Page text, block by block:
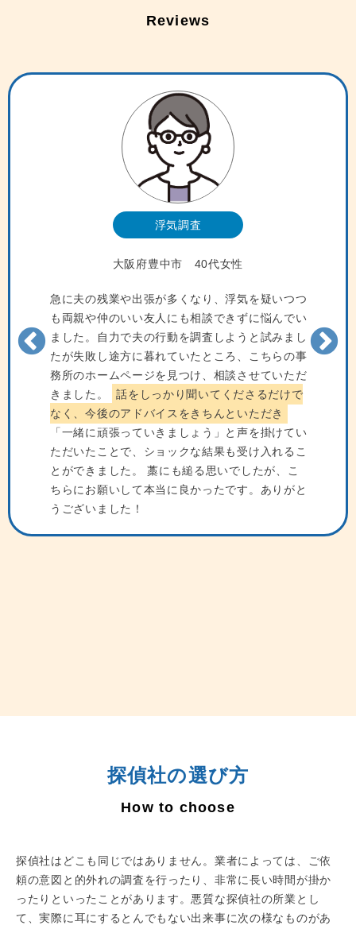
浮気調査
大阪府豊中市 40代女性
急に夫の残業や出張が多くなり、浮気を疑いつつ
も両親や仲のいい友人にも相談できずに悩んでい
ました。自力で夫の行動を調査しようと試みまし
たが失敗し途方に暮れていたところ、こちらの事
務所のホームページを見つけ、相談させていただ
きました。
話をしっかり聞いてくださるだけで
なく、今後のアドバイスをきちんといただき
「一緒に頑張っていきましょう」と声を掛けてい
ただいたことで、ショックな結果も受け入れるこ
とができました。 藁にも縋る思いでしたが、こ
ちらにお願いして本当に良かったです。ありがと
うございました！
探偵社の選び方
探偵社はどこも同じではありません。業者によっては、ご依
頼の意図と的外れの調査を行ったり、非常に長い時間が掛か
ったりといったことがあります。悪質な探偵社の所業とし
て、実際に耳にするとんでもない出来事に次の様なものがあ